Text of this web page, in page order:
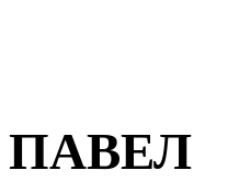
ПАВЕЛ